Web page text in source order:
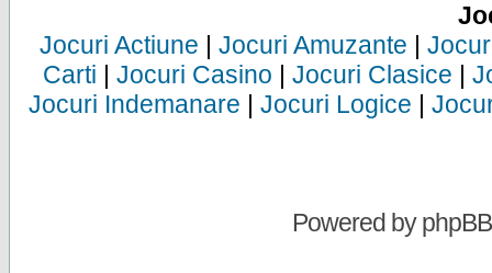
Jocuri Actiune | Jocuri Amuzante |
Carti | Jocuri Casino | Jocuri Clasice |
Jocuri Indemanare | Jocuri Logice |
Powered byphpBB